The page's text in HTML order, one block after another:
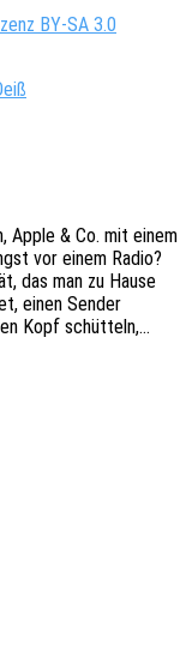
BY-SA 3.0
Apple & Co. mit einem
vor einem Radio?
das man zu Hause
einen Sender
Kopf schütteln,…